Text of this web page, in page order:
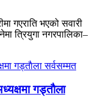
गएराति भएको सवारी
त्रियुगा नगरपालिका–
गड्ताैला